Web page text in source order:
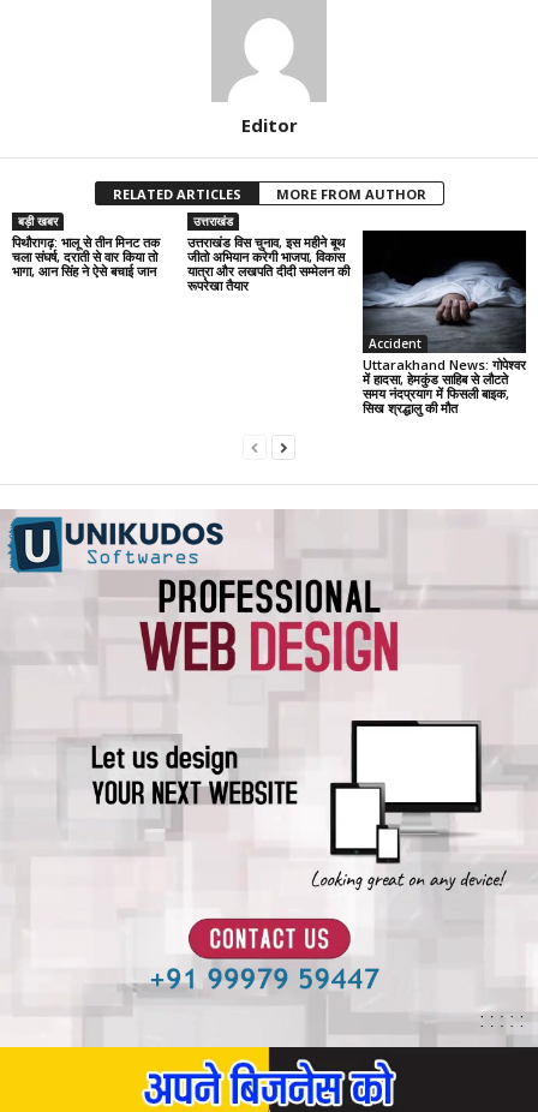
Editor
RELATED ARTICLES MORE FROM AUTHOR
बड़ी खबर
पिथौरागढ़: भालू से तीन मिनट तक
चला संघर्ष, दराती से वार किया तो
भागा, आन सिंह ने ऐसे बचाई जान
उत्तराखंड
उत्तराखंड विस चुनाव, इस महीने बूथ
जीतो अभियान करेगी भाजपा, विकास
यात्रा और लखपति दीदी सम्मेलन की
रूपरेखा तैयार
Accident
Uttarakhand News: गोपेश्वर
में हादसा, हेमकुंड साहिब से लौटते
समय नंदप्रयाग में फिसली बाइक,
सिख श्रद्धालु की मौत